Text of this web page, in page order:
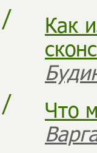
/
Как
/
Что